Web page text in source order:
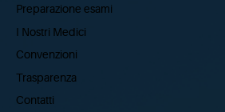
Preparazione esami
I Nostri Medici
Convenzioni
Trasparenza
Contatti